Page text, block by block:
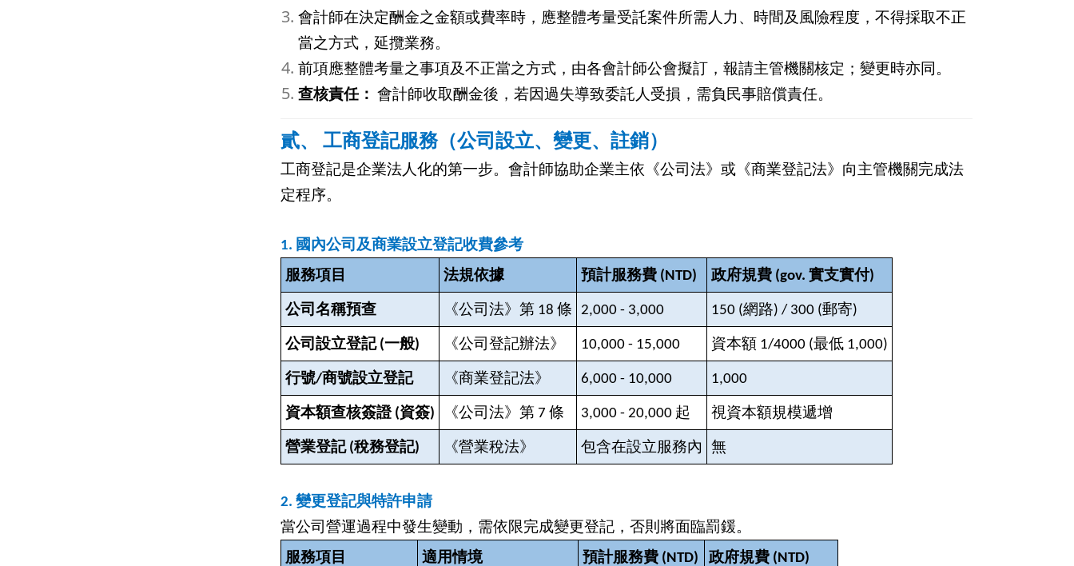
會計師在決定酬金之金額或費率時，應整體考量受託案件所需人力、時間及風險程度，不得採取不正
當之方式，延攬業務。
前項應整體考量之事項及不正當之方式，由各會計師公會擬訂，報請主管機關核定；變更時亦同。
查核責任： 會計師收取酬金後，若因過失導致委託人受損，需負民事賠償責任。
貳、 工商登記服務（公司設立、變更、註銷）
工商登記是企業法人化的第一步。會計師協助企業主依《公司法》或《商業登記法》向主管機關完成法
定程序。
1. 國內公司及商業設立登記收費參考
服務項目
法規依據 預計服務費 (NTD) 政府規費 (gov. 實支實付)
公司名稱預查 《公司法》第 18 條 2,000 - 3,000 150 (網路) / 300 (郵寄)
公司設立登記 (一般) 《公司登記辦法》 10,000 - 15,000 資本額 1/4000 (最低 1,000)
行號/商號設立登記 《商業登記法》 6,000 - 10,000 1,000
資本額查核簽證 (資簽) 《公司法》第 7 條 3,000 - 20,000 起 視資本額規模遞增
營業登記 (稅務登記) 《營業稅法》 包含在設立服務內 無
2. 變更登記與特許申請
當公司營運過程中發生變動，需依限完成變更登記，否則將面臨罰鍰。
服務項目
適用情境 預計服務費 (NTD) 政府規費 (NTD)